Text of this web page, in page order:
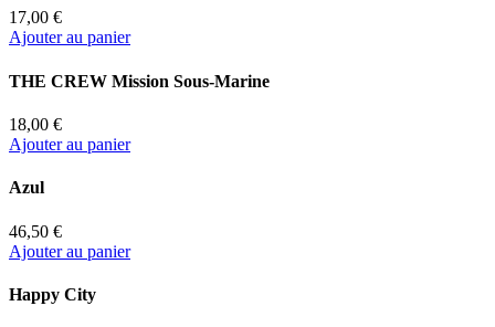
17,00 €
Ajouter au panier
THE CREW Mission Sous-Marine
18,00 €
Ajouter au panier
Azul
46,50 €
Ajouter au panier
Happy City